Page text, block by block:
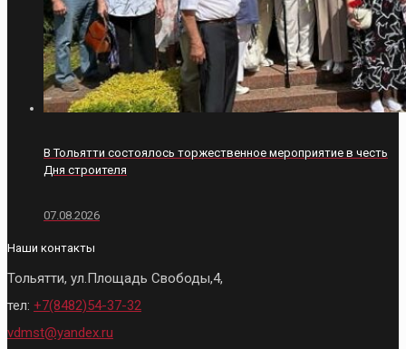
В Тольятти состоялось торжественное мероприятие в честь
Дня строителя
07.08.2026
Наши контакты
Тольятти, ул.Площадь Свободы,4,
тел: +7(8482)54-37-32
vdmst@yandex.ru